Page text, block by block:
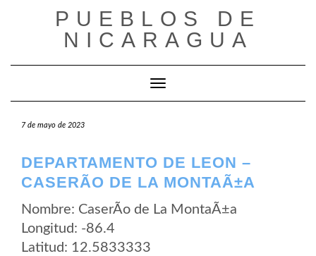
PUEBLOS DE
NICARAGUA
Cambiar modo de navegación
7 de mayo de 2023
DEPARTAMENTO DE LEON –
CASERÃ­O DE LA MONTAÃ±A
Nombre: CaserÃ­o de La MontaÃ±a
Longitud: -86.4
Latitud: 12.5833333